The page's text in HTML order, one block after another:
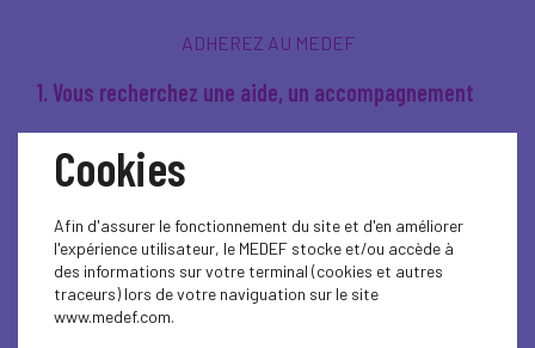
ADHEREZ AU MEDEF
1. Vous recherchez une aide, un accompagnement
Au Medef, tout le monde s’y retrouve…
parce qu’aucun entrepreneur ne doit
avancer seul.
Conseils, experts, accompagnement
personnalisé : avec 118 organisations
territoriales et plus de 104 fédérations
professionnelles, vous bénéficiez d’un appui
concret partout en France.
Cookies
Afin d'assurer le fonctionnement du site et d'en améliorer
l'expérience utilisateur, le MEDEF stocke et/ou accède à
des informations sur votre terminal (cookies et autres
traceurs) lors de votre naviguation sur le site
www.medef.com.